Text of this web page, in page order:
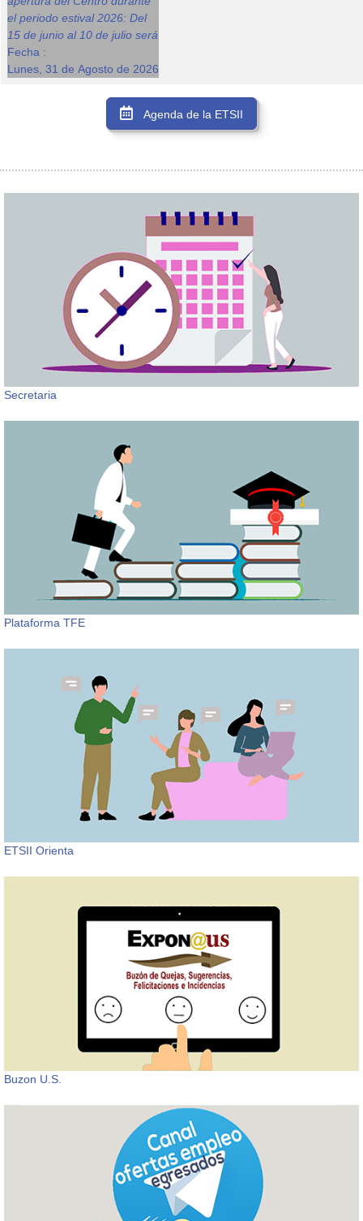
el periodo estival 2026: Del
15 de junio al 10 de julio será
Fecha :
Lunes, 31 de Agosto de 2026
Agenda de la ETSII
Secretaria
Plataforma TFE
ETSII Orienta
Buzon U.S.